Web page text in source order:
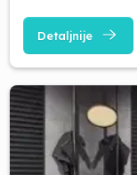
Detaljnije